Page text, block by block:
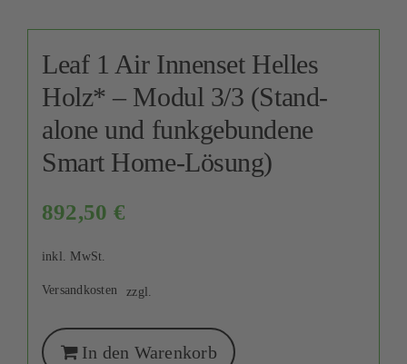
Leaf 1 Air Innenset Helles
Holz* – Modul 3/3 (Stand-
alone und funkgebundene
Smart Home-Lösung)
892,50 €
inkl. MwSt.
zzgl.
Versandkosten
In den Warenkorb